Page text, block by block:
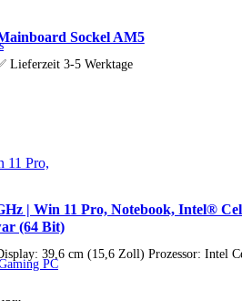
PC
L-Serie
T-Serie
P-Serie
X-Serie
Yoga
Sockel AM5
Lieferzeit 3-5 Werktage
| Win 11 Pro, Notebook, Intel®
(64 Bit)
39,6 cm (15,6 Zoll) Prozessor: Intel